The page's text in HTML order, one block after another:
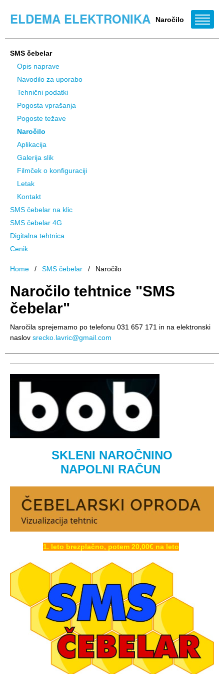
ELDEMA ELEKTRONIKA Naročilo
SMS čebelar
Opis naprave
Navodilo za uporabo
Tehnični podatki
Pogosta vprašanja
Pogoste težave
Naročilo
Aplikacija
Galerija slik
Filmček o konfiguraciji
Letak
Kontakt
SMS čebelar na klic
SMS čebelar 4G
Digitalna tehtnica
Cenik
Home SMS čebelar Naročilo
Naročilo tehtnice "SMS
čebelar"
Naročila sprejemamo po telefonu 031 657 171 in na elektronski
naslov srecko.lavric@gmail.com
SKLENI NAROČNINO
NAPOLNI RAČUN
1. leto brezplačno, potem 20,00€ na leto